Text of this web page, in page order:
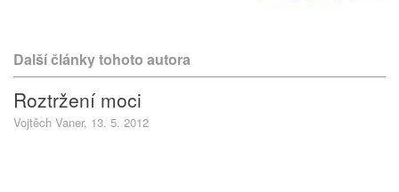
Další články tohoto autora
Roztržení moci
Vojtěch Vaner, 13. 5. 2012